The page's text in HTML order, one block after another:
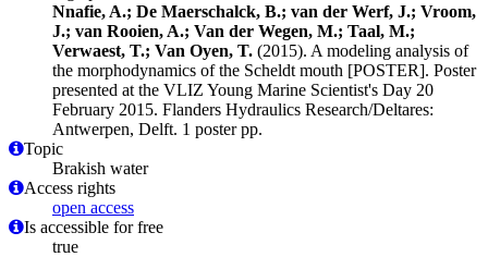
Nnafie, A.; De Maerschalck, B.; van der Werf, J.; Vroom,
J.; van Rooien, A.; Van der Wegen, M.; Taal, M.;
Verwaest, T.; Van Oyen, T. (2015). A modeling analysis of
the morphodynamics of the Scheldt mouth [POSTER]. Poster
presented at the VLIZ Young Marine Scientist's Day 20
February 2015. Flanders Hydraulics Research/Deltares:
Antwerpen, Delft. 1 poster pp.
Topic
Brakish water
Access rights
open access
Is accessible for free
true